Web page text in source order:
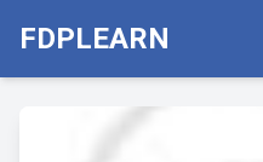
FDPLEARN